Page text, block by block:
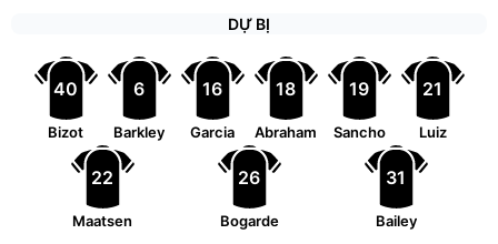
DỰ BỊ
40
Bizot
6
Barkley
16
Garcia
18
Abraham
19
Sancho
21
Luiz
22
Maatsen
26
Bogarde
31
Bailey